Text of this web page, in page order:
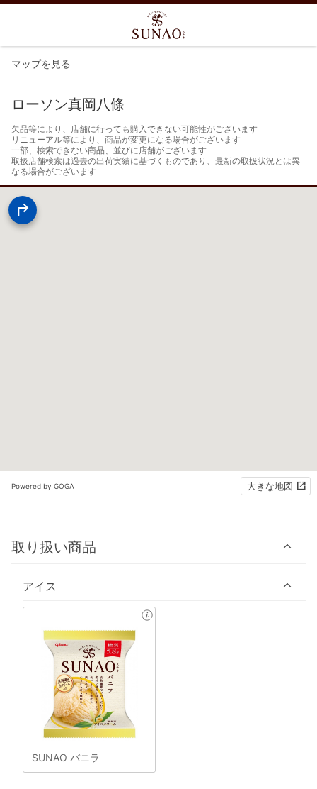
マップを見る
ローソン真岡八條
欠品等により、店舗に行っても購入できない可能性がございます
リニューアル等により、商品が変更になる場合がございます
一部、検索できない商品、並びに店舗がございます
取扱店舗検索は過去の出荷実績に基づくものであり、最新の取扱状況とは異
なる場合がございます
Powered by GOGA 大きな地図
取り扱い商品
アイス
SUNAO バニラ